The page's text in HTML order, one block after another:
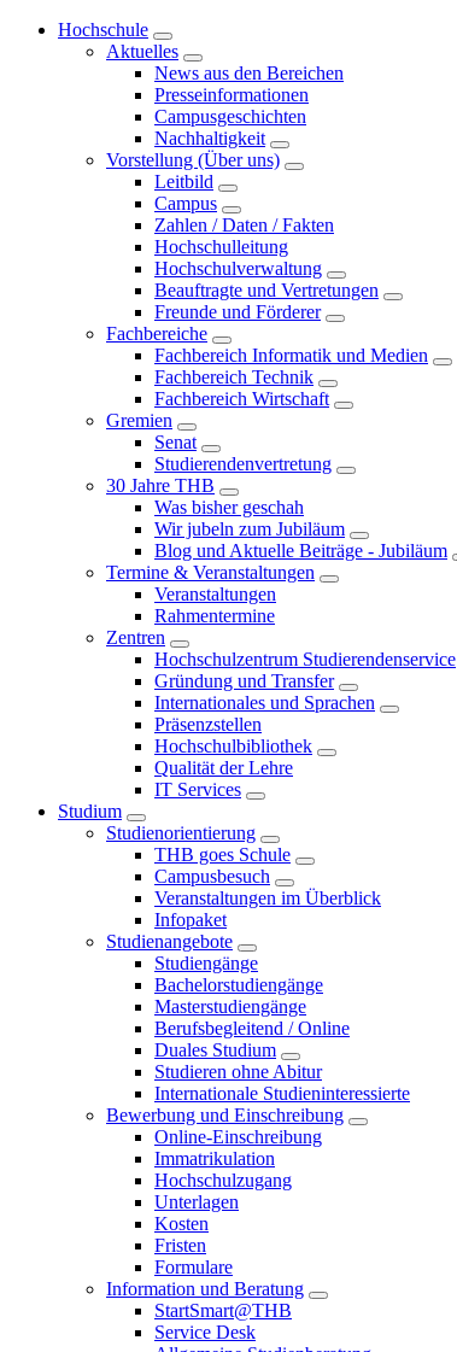
Hochschule
Aktuelles
News aus den Bereichen
Presseinformationen
Campusgeschichten
Nachhaltigkeit
Vorstellung (Über uns)
Leitbild
Campus
Zahlen / Daten / Fakten
Hochschulleitung
Hochschulverwaltung
Beauftragte und Vertretungen
Freunde und Förderer
Fachbereiche
Fachbereich Informatik und Medien
Fachbereich Technik
Fachbereich Wirtschaft
Gremien
Senat
Studierendenvertretung
30 Jahre THB
Was bisher geschah
Wir jubeln zum Jubiläum
Blog und Aktuelle Beiträge - Jubiläum
Termine & Veranstaltungen
Veranstaltungen
Rahmentermine
Zentren
Hochschulzentrum Studierendenservice
Gründung und Transfer
Internationales und Sprachen
Präsenzstellen
Hochschulbibliothek
Qualität der Lehre
IT Services
Studium
Studienorientierung
THB goes Schule
Campusbesuch
Veranstaltungen im Überblick
Infopaket
Studienangebote
Studiengänge
Bachelorstudiengänge
Masterstudiengänge
Berufsbegleitend / Online
Duales Studium
Studieren ohne Abitur
Internationale Studieninteressierte
Bewerbung und Einschreibung
Online-Einschreibung
Immatrikulation
Hochschulzugang
Unterlagen
Kosten
Fristen
Formulare
Information und Beratung
StartSmart@THB
Service Desk